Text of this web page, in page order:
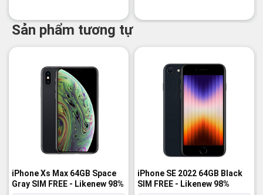
Sản phẩm tương tự
iPhone Xs Max 64GB Space
Gray SIM FREE - Likenew 98%
iPhone SE 2022 64GB Black
SIM FREE - Likenew 98%